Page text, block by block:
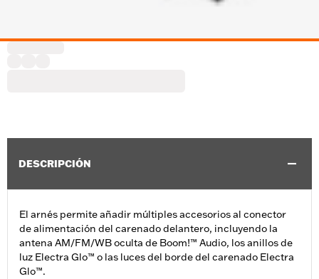
DESCRIPCIÓN
El arnés permite añadir múltiples accesorios al conector
de alimentación del carenado delantero, incluyendo la
antena AM/FM/WB oculta de Boom!™ Audio, los anillos de
luz Electra Glo™ o las luces del borde del carenado Electra
Glo™.